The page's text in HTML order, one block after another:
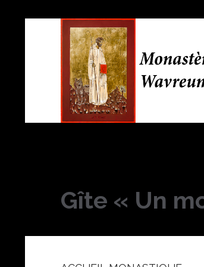
Gîte « Un